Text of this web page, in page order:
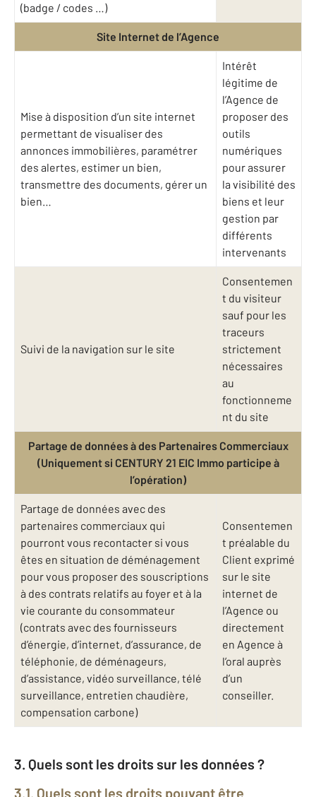
(badge / codes …)
Site Internet de l’Agence
Mise à disposition d’un site internet
permettant de visualiser des
annonces immobilières, paramétrer
des alertes, estimer un bien,
transmettre des documents, gérer un
bien…
Intérêt
légitime de
l’Agence de
proposer des
outils
numériques
pour assurer
la visibilité des
biens et leur
gestion par
différents
intervenants
Suivi de la navigation sur le site
Consentemen
t du visiteur
sauf pour les
traceurs
strictement
nécessaires
au
fonctionneme
nt du site
Partage de données à des Partenaires Commerciaux
(Uniquement si CENTURY 21 EIC Immo participe à
l’opération)
Partage de données avec des
partenaires commerciaux qui
pourront vous recontacter si vous
êtes en situation de déménagement
pour vous proposer des souscriptions
à des contrats relatifs au foyer et à la
vie courante du consommateur
(contrats avec des fournisseurs
d’énergie, d’internet, d’assurance, de
téléphonie, de déménageurs,
d’assistance, vidéo surveillance, télé
surveillance, entretien chaudière,
compensation carbone)
Consentemen
t préalable du
Client exprimé
sur le site
internet de
l’Agence ou
directement
en Agence à
l’oral auprès
d’un
conseiller.
3. Quels sont les droits sur les données ?
3.1. Quels sont les droits pouvant être